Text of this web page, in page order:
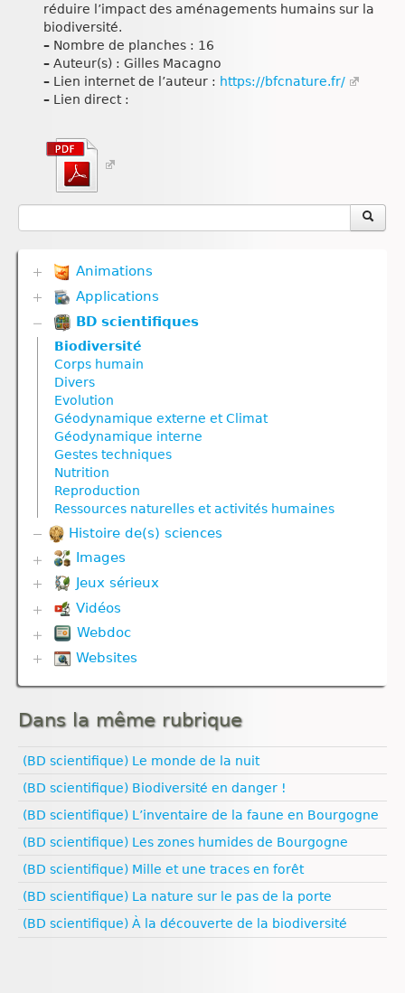
réduire l’impact des aménagements humains sur la
biodiversité.
– Nombre de planches : 16
– Auteur(s) : Gilles Macagno
– Lien internet de l’auteur : https://bfcnature.fr/
– Lien direct :
Animations
Biodiversité
Communication hormonale
Communication nerveuse
Corps humain
Défense immunitaire
Divers
Génétique
Géodynamique externe
Géodynamique interne
Nutrition
Nutrition animale
Nutrition végétale
Reproduction animale
Reproduction végétale
Ressources naturelles et pollution
Applications
Biodiversité
Communication hormonale
Communication nerveuse
Corps humain
Défense immunitaire
Divers
Evolution
Génétique
Géodynamique externe
Géodynamique interne
Molécule
Nutrition animale
Nutrition végétale
Reproduction
Reproduction végétale
Univers et planètes
BD scientifiques
Biodiversité
Corps humain
Divers
Evolution
Géodynamique externe et Climat
Géodynamique interne
Gestes techniques
Nutrition
Reproduction
Ressources naturelles et activités humaines
Histoire de(s) sciences
Images
Corps humain
Jeux sérieux
Biodiversité
Défense immunitaire
Divers
Evolution
Nutrition
Ressources naturelles et pollution
Vidéos
Communication hormonale
Communication nerveuse
Corps humain
Défense immunitaire
Nutrition
Reproduction
Reproduction animale
Webdoc
Biodiversité
Défense immunitaire
Evolution
Génétique
Géodynamique interne
Ressources naturelles et pollution
Websites
Esprit critique
Géologie
Pédagogie
Santé
Sexualité
Vulgarisation scientifique
Égalité filles‑garçons
Dans la même rubrique
(BD scientifique) Le monde de la nuit
(BD scientifique) Biodiversité en danger !
(BD scientifique) L’inventaire de la faune en Bourgogne
(BD scientifique) Les zones humides de Bourgogne
(BD scientifique) Mille et une traces en forêt
(BD scientifique) La nature sur le pas de la porte
(BD scientifique) À la découverte de la biodiversité